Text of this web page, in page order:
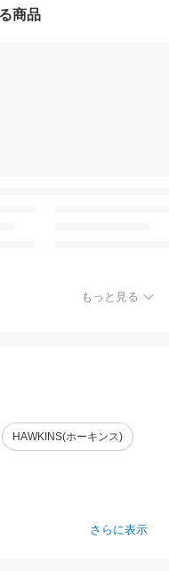
商品
もっと見る
HAWKINS(ホーキンス)
さらに表示